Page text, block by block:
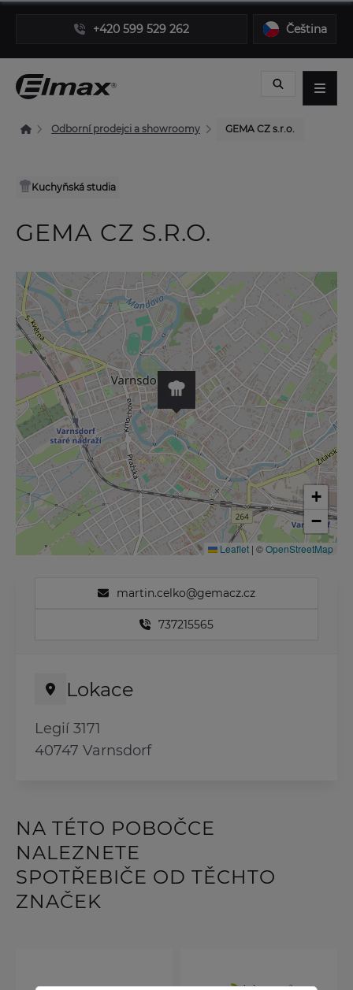
+420 599 529 262 Čeština
Odborní prodejci a showroomy GEMA CZ s.r.o.
Kuchyňská studia
GEMA CZ S.R.O.
martin.celko@gemacz.cz
737215565
Lokace
Legií 3171
40747 Varnsdorf
+
−
Leaflet | ©OpenStreetMap
NA TÉTO POBOČCE
NALEZNETE
SPOTŘEBIČE OD TĚCHTO
ZNAČEK